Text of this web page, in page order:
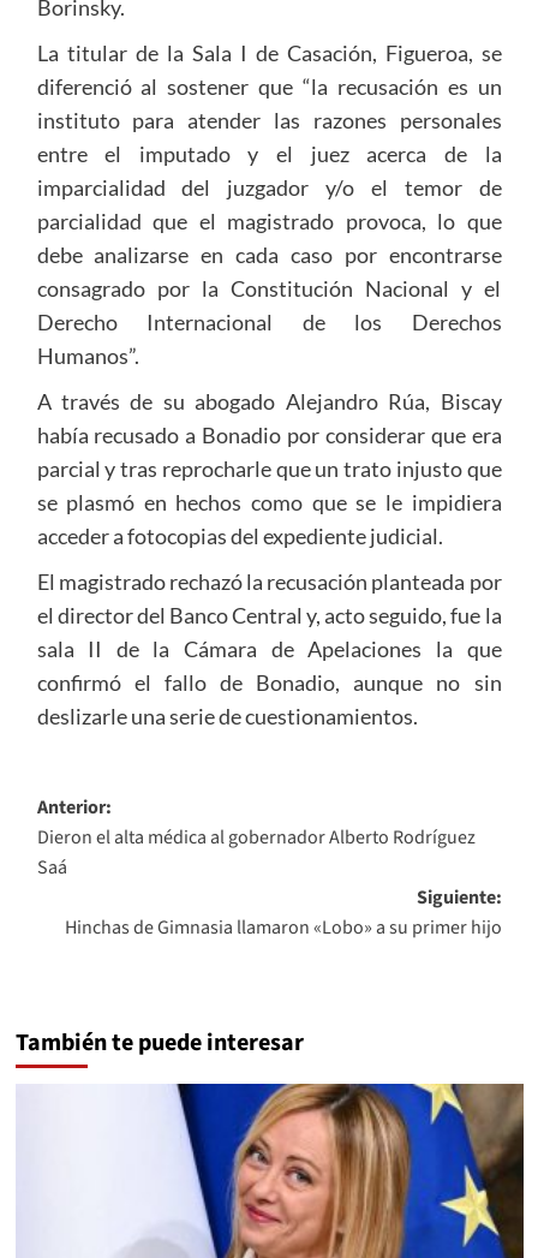
Borinsky.
La titular de la Sala I de Casación, Figueroa, se
diferenció al sostener que “la recusación es un
instituto para atender las razones personales
entre el imputado y el juez acerca de la
imparcialidad del juzgador y/o el temor de
parcialidad que el magistrado provoca, lo que
debe analizarse en cada caso por encontrarse
consagrado por la Constitución Nacional y el
Derecho Internacional de los Derechos
Humanos”.
A través de su abogado Alejandro Rúa, Biscay
había recusado a Bonadio por considerar que era
parcial y tras reprocharle que un trato injusto que
se plasmó en hechos como que se le impidiera
acceder a fotocopias del expediente judicial.
El magistrado rechazó la recusación planteada por
el director del Banco Central y, acto seguido, fue la
sala II de la Cámara de Apelaciones la que
confirmó el fallo de Bonadio, aunque no sin
deslizarle una serie de cuestionamientos.
Navegación
de
entradas
Anterior:
Dieron el alta médica al gobernador Alberto Rodríguez
Saá
Siguiente:
Hinchas de Gimnasia llamaron «Lobo» a su primer hijo
También te puede interesar